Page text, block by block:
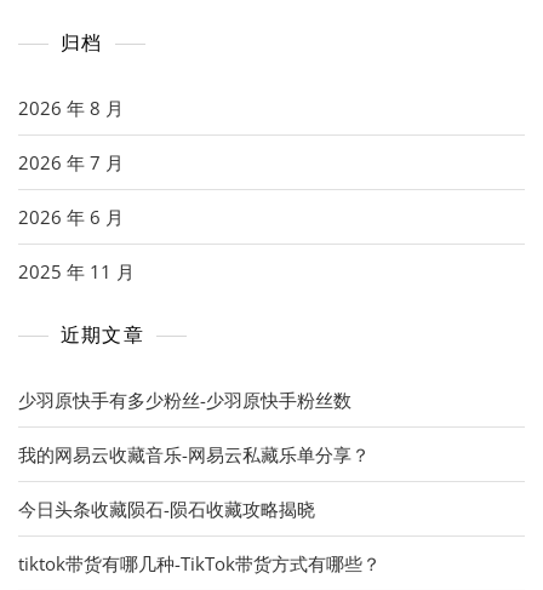
归档
2026 年 8 月
2026 年 7 月
2026 年 6 月
2025 年 11 月
近期文章
少羽原快手有多少粉丝-少羽原快手粉丝数
我的网易云收藏音乐-网易云私藏乐单分享？
今日头条收藏陨石-陨石收藏攻略揭晓
tiktok带货有哪几种-TikTok带货方式有哪些？